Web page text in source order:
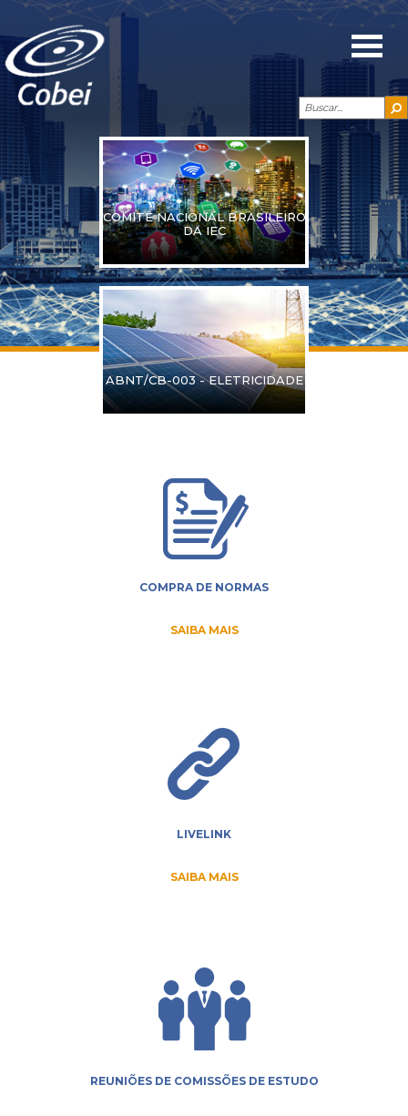
COMITÊ NACIONAL BRASILEIRO
DA IEC
ABNT/CB-003 - ELETRICIDADE
COMPRA DE NORMAS
SAIBA MAIS
LIVELINK
SAIBA MAIS
REUNIÕES DE COMISSÕES DE ESTUDO